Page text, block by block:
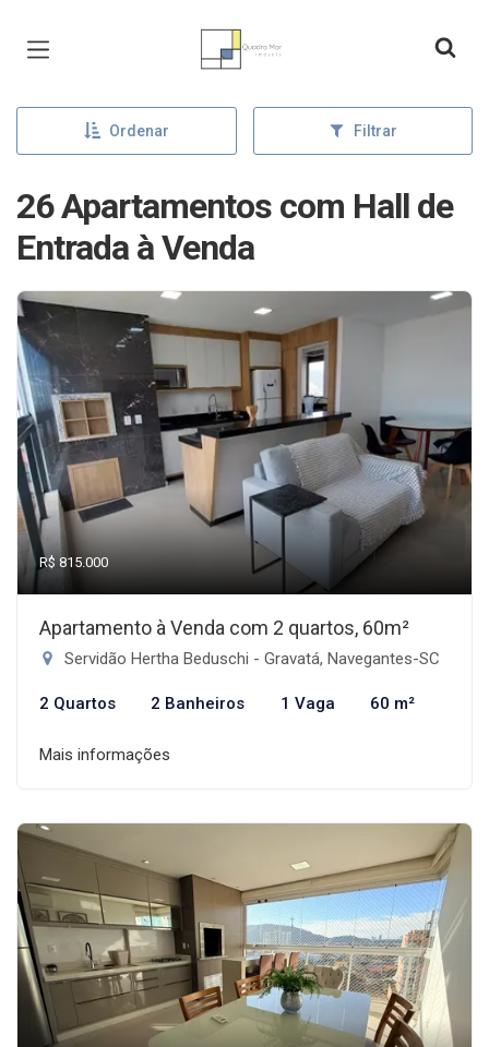
Página inicial
Ordenar Filtrar
26 Apartamentos com Hall de
Entrada à Venda
R$ 815.000
Apartamento à Venda com 2 quartos, 60m²
Servidão Hertha Beduschi - Gravatá, Navegantes-SC
2 Quartos 2 Banheiros 1 Vaga 60 m²
Mais informações